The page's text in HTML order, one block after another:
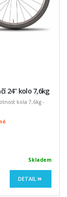
24" kolo 7,6kg
kola 7,6kg -
Skladem
DETAIL